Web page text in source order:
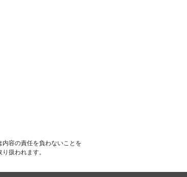
容の責任を負わないことを
扱われます。